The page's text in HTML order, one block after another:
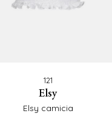
121
elsy
elsy camicia